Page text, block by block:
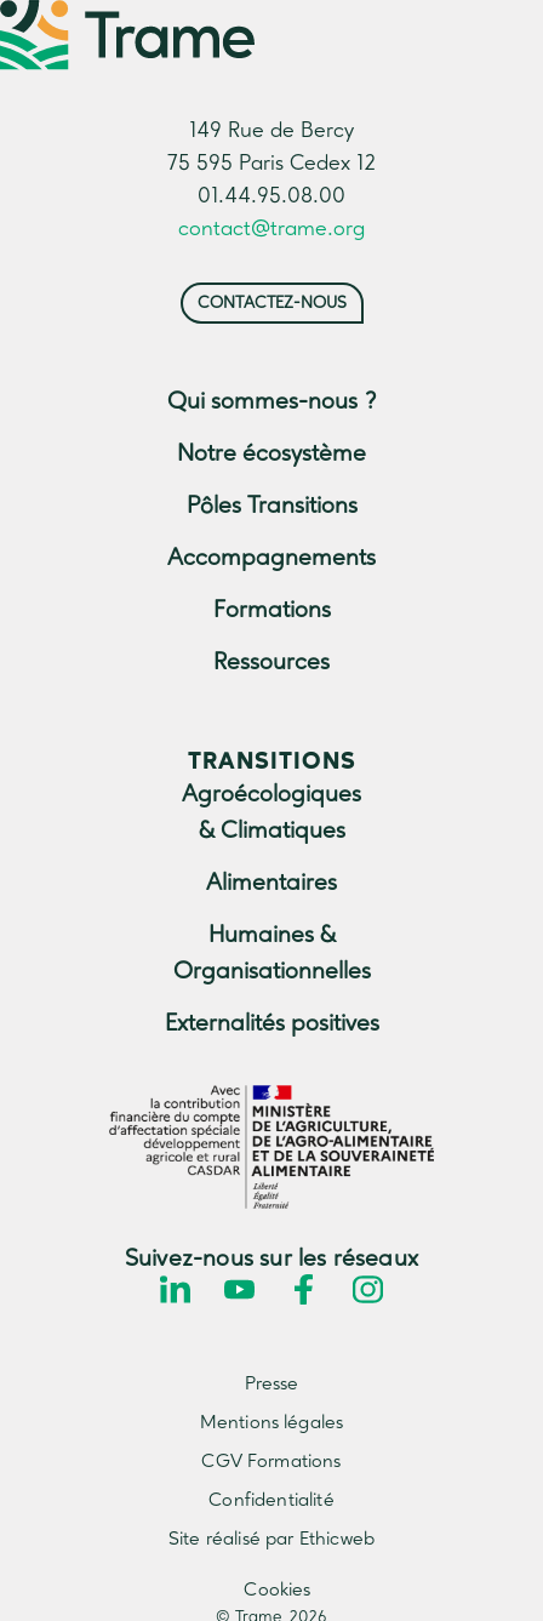
149 Rue de Bercy
75 595 Paris Cedex 12
01.44.95.08.00
contact@trame.org
CONTACTEZ-NOUS
Qui sommes-nous ?
Notre écosystème
Pôles Transitions
Accompagnements
Formations
Ressources
TRANSITIONS
Agroécologiques
& Climatiques
Alimentaires
Humaines &
Organisationnelles
Externalités positives
Suivez-nous sur les réseaux
© Trame 2026
Cookies
Presse
Mentions légales
CGV Formations
Confidentialité
Site réalisé par Ethicweb